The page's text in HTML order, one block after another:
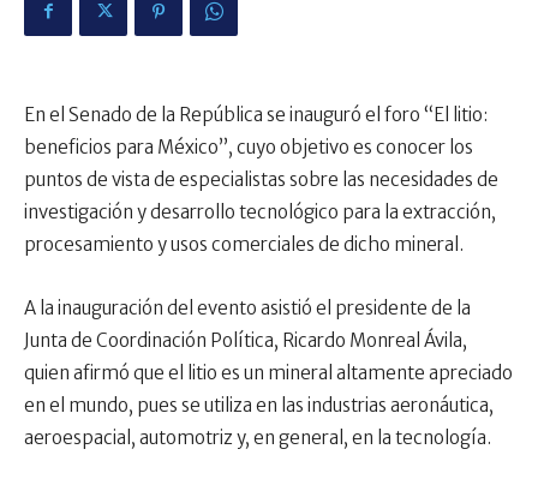
En el Senado de la República se inauguró el foro “El litio:
beneficios para México”, cuyo objetivo es conocer los
puntos de vista de especialistas sobre las necesidades de
investigación y desarrollo tecnológico para la extracción,
procesamiento y usos comerciales de dicho mineral.
A la inauguración del evento asistió el presidente de la
Junta de Coordinación Política, Ricardo Monreal Ávila,
quien afirmó que el litio es un mineral altamente apreciado
en el mundo, pues se utiliza en las industrias aeronáutica,
aeroespacial, automotriz y, en general, en la tecnología.